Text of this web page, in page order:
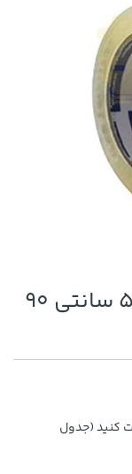
چسب نواری پهن نیترو ترک 5 سانتی 90
کنید (جدول